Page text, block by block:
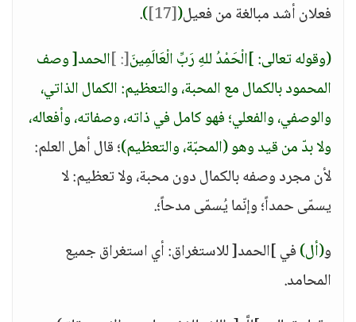
فعلان أشد مبالغة من فعيل(
[17]
)
.
(وقوله تعالى: ]الْحَمْدُ للهِ رَبِّ الْعَالَمِينَ[: ]الحمد[ وصف
المحمود بالكمال مع المحبة، والتعظيم: الكمال الذاتي،
والوصفي، والفعلي؛ فهو كامل في ذاته، وصفاته، وأفعاله،
ولا بدّ من قيد وهو (المحبّة، والتعظيم)؛ قال أهل العلم:
لأن مجرد وصفه بالكمال دون محبة، ولا تعظيم: لا
يسمّى حمداً؛ وإنّما يُسمّى مدحاً؛.
و(أل)في ]الحمد[ للاستغراق: أي استغراق جميع
المحامد.